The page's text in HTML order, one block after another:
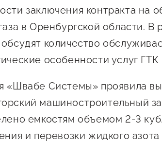
заключения контракта на
в Оренбургской области. В
количество
особенности услуг
«Швабе Системы» проявила
машиностроительный
емкостям объемом 2-3
и перевозки жидкого